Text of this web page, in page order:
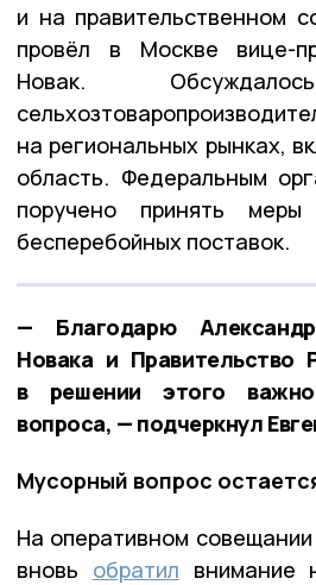
и на правительственном
провёл в Москве вице-
Новак.
на региональных рынках,
область. Федеральным
поручено принять
бесперебойных поставок.
— Благодарю
Новака и Правительство
в решении этого
вопроса, — подчеркнул
Мусорный вопрос
На оперативном
вновь обратил внимание